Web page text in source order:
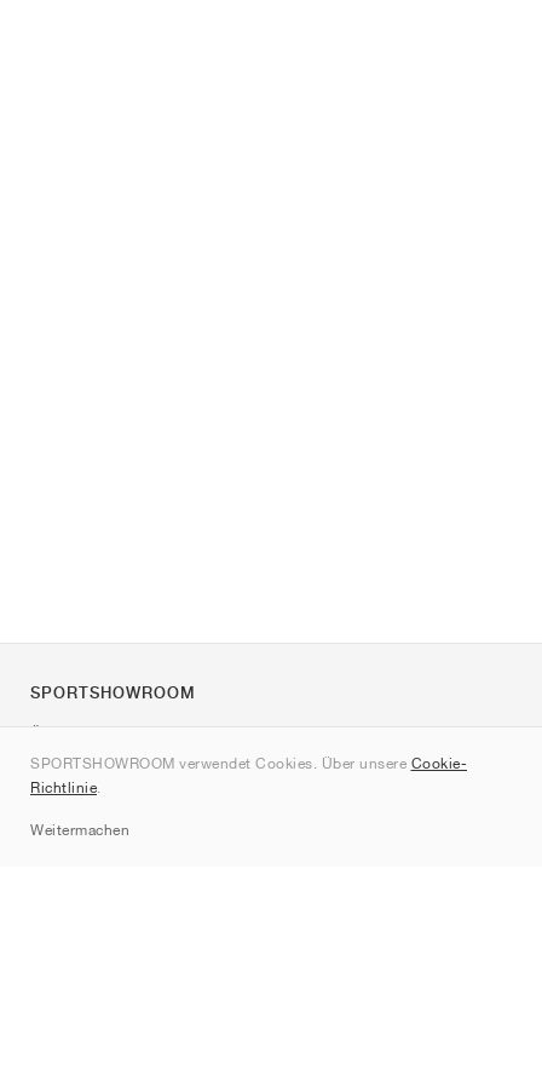
SPORTSHOWROOM verwendet Cookies. Über unsere Cookie-
Richtlinie.
Weitermachen
SPORTSHOWROOM
Kontakt
Sitemap